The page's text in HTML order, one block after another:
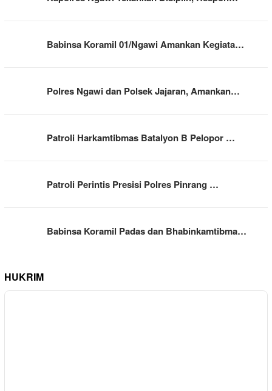
Babinsa Koramil 01/Ngawi Amankan Kegiata…
Polres Ngawi dan Polsek Jajaran, Amankan…
Patroli Harkamtibmas Batalyon B Pelopor …
Patroli Perintis Presisi Polres Pinrang …
Babinsa Koramil Padas dan Bhabinkamtibma…
HUKRIM